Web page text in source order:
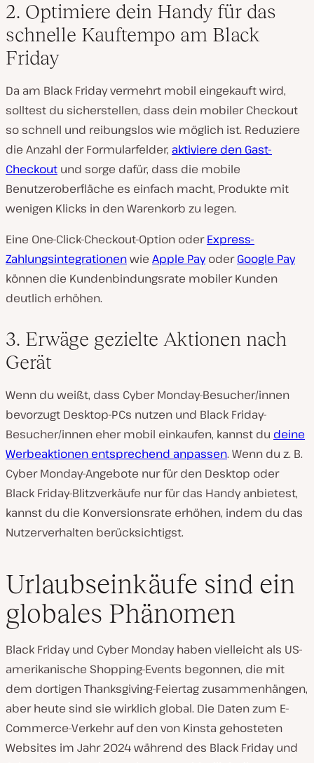
2. Optimiere dein Handy für das
schnelle Kauftempo am Black
Friday
Da am Black Friday vermehrt mobil eingekauft wird,
solltest du sicherstellen, dass dein mobiler Checkout
so schnell und reibungslos wie möglich ist. Reduziere
die Anzahl der Formularfelder, aktiviere den Gast-
Checkout und sorge dafür, dass die mobile
Benutzeroberfläche es einfach macht, Produkte mit
wenigen Klicks in den Warenkorb zu legen.
Eine One-Click-Checkout-Option oderExpress-
Zahlungsintegrationenwie Apple PayoderGoogle Pay
können die Kundenbindungsrate mobiler Kunden
deutlich erhöhen.
3. Erwäge gezielte Aktionen nach
Gerät
Wenn du weißt, dass Cyber Monday-Besucher/innen
bevorzugt Desktop-PCs nutzen und Black Friday-
Besucher/innen eher mobil einkaufen, kannst du deine
Werbeaktionen entsprechend anpassen. Wenn du z. B.
Cyber Monday-Angebote nur für den Desktop oder
Black Friday-Blitzverkäufe nur für das Handy anbietest,
kannst du die Konversionsrate erhöhen, indem du das
Nutzerverhalten berücksichtigst.
Urlaubseinkäufe sind ein
globales Phänomen
Black Friday und Cyber Monday haben vielleicht als US-
amerikanische Shopping-Events begonnen, die mit
dem dortigen Thanksgiving-Feiertag zusammenhängen,
aber heute sind sie wirklich global. Die Daten zum E-
Commerce-Verkehr auf den von Kinsta gehosteten
Websites im Jahr 2024 während des Black Friday und